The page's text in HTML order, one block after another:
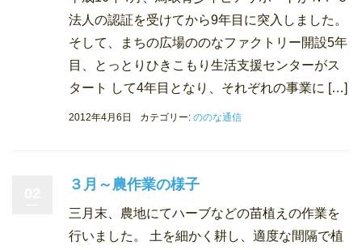
法人の認証を受けてから9年目に突入しました。
そして、まちの広場ののなファクトリー開設5年
目、とっとりひきこもり生活支援センターがス
タート して4年目となり、それぞれの事業に […]
2012年4月6日 カテゴリー: ののな通信
３月～農作業の様子
三月末、農地にてハーブなどの苗植えの作業を
行いました。 土を細かく耕し、適度な間隔で植